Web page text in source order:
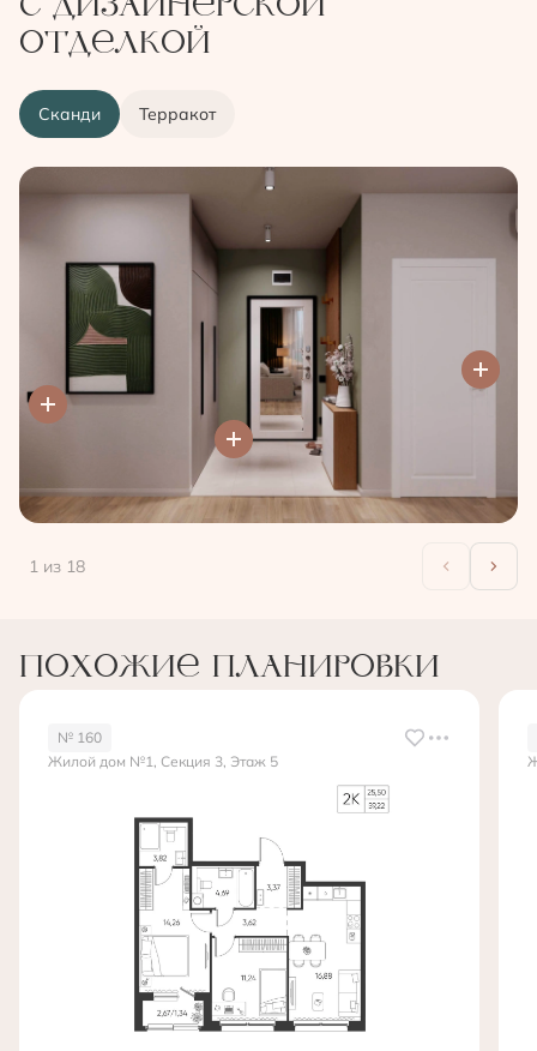
отделкой
Сканди Терракот
1 из 18
Похожие планировки
№ 160
Жилой дом №1, Секция 3, Этаж 5